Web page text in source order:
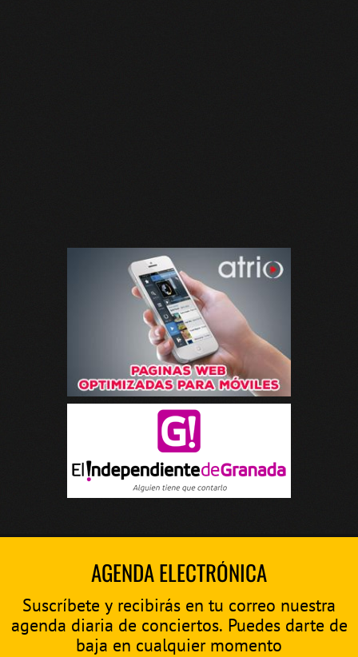
AGENDA ELECTRÓNICA
Suscríbete y recibirás en tu correo nuestra
agenda diaria de conciertos. Puedes darte de
baja en cualquier momento